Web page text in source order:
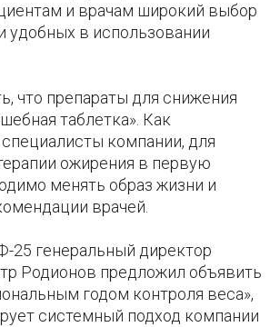
и врачам широкий выбор
удобных в использовании
что препараты для снижения
таблетка». Как
компании, для
ожирения в первую
менять образ жизни и
врачей.
генеральный директор
Родионов предложил объявить
годом контроля веса»,
системный подход компании